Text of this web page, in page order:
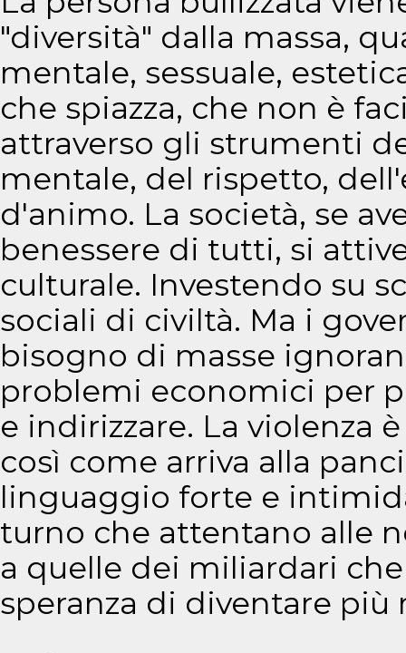
"diversità" dalla massa,
mentale, sessuale,
che spiazza, che non è
attraverso gli strumenti
mentale, del rispetto,
d'animo. La società, se
benessere di tutti, si
culturale. Investendo su
sociali di civiltà. Ma i
bisogno di masse
problemi economici per
e indirizzare. La violenza
così come arriva alla
linguaggio forte e
turno che attentano alle
a quelle dei miliardari
speranza di diventare più